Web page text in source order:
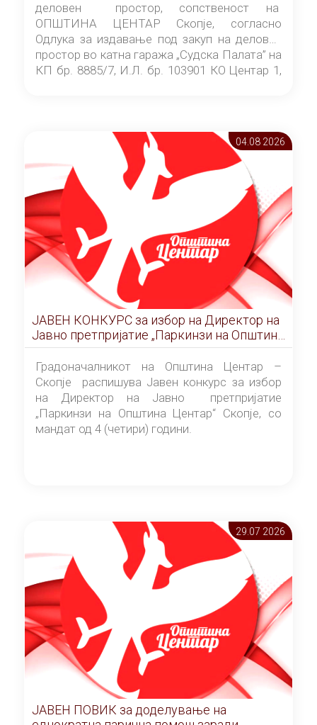
деловен простор, сопственост на
ОПШТИНА ЦЕНТАР Скопје, согласно
Одлука за издавање под закуп на деловен
простор во катна гаража „Судска Палата” на
КП бр. 8885/7, И.Л. бр. 103901 КО Центар 1,
Скопје” број 9/2026), за времетраење од 3
(три) години од денот на потпишувањето на
Договорот за закуп со најповолниот
понудувач.
04.08 2026
ЈАВЕН КОНКУРС за избор на Директор на
Јавно претпријатие „Паркинзи на Општина
Центар“ – Скопје
Градоначалникот на Општина Центар –
Скопје распишува Јавен конкурс за избор
на Директор на Јавно претпријатие
„Паркинзи на Општина Центар“ Скопје, со
мандат од 4 (четири) години.
29.07 2026
ЈАВЕН ПОВИК за доделување на